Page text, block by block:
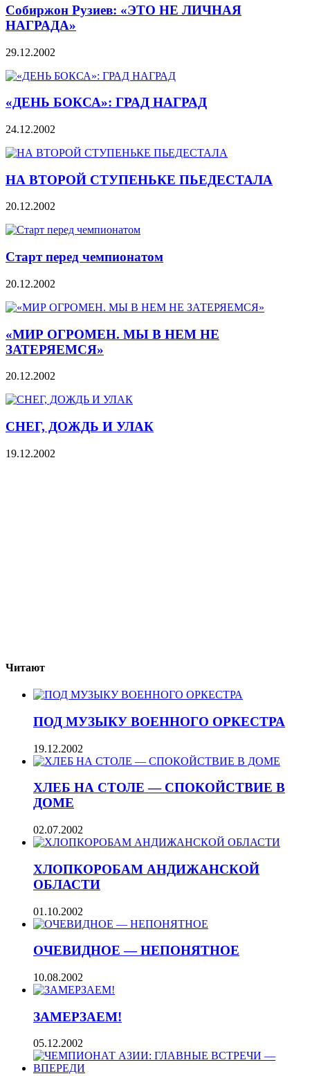
Собиржон Рузиев: «ЭТО НЕ ЛИЧНАЯ
НАГРАДА»
29.12.2002
«ДЕНЬ БОКСА»: ГРАД НАГРАД
24.12.2002
НА ВТОРОЙ СТУПЕНЬКЕ ПЬЕДЕСТАЛА
20.12.2002
Старт перед чемпионатом
20.12.2002
«МИР ОГРОМЕН. МЫ В НЕМ НЕ
ЗАТЕРЯЕМСЯ»
20.12.2002
СНЕГ, ДОЖДЬ И УЛАК
19.12.2002
Читают
ПОД МУЗЫКУ ВОЕННОГО ОРКЕСТРА
19.12.2002
ХЛЕБ НА СТОЛЕ — СПОКОЙСТВИЕ В
ДОМЕ
02.07.2002
ХЛОПКОРОБАМ АНДИЖАНСКОЙ
ОБЛАСТИ
01.10.2002
ОЧЕВИДНОЕ — НЕПОНЯТНОЕ
10.08.2002
ЗАМЕРЗАЕМ!
05.12.2002